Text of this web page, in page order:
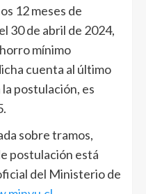
12 meses de
30 de abril de 2024,
mínimo
cuenta al último
postulación, es
sobre tramos,
postulación está
del Ministerio de